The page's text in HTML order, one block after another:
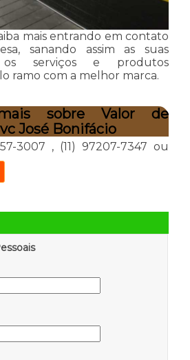
mais entrando em contato
sanando assim as suas
serviços e produtos
ramo com a melhor marca.
sobre Valor de
José Bonifácio
3007 , (11) 97207-7347 ou